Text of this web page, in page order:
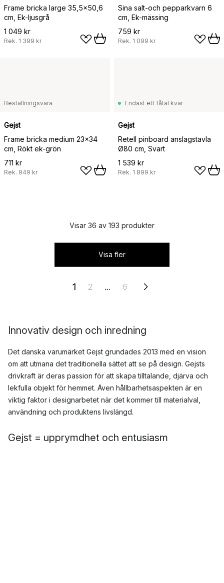
Frame bricka large 35,5x50,6
cm, Ek-ljusgrå
1 049 kr
Rek. 1 399 kr
Sina salt-och pepparkvarn 6
cm, Ek-mässing
759 kr
Rek. 1 099 kr
Beställningsvara
Gejst
Frame bricka medium 23x34
cm, Rökt ek-grön
711 kr
Rek. 949 kr
Endast ett fåtal kvar
Gejst
Retell pinboard anslagstavla
Ø80 cm, Svart
1 539 kr
Rek. 1 899 kr
Visar 36 av 193 produkter
Visa fler
1 2 ... 6
Innovativ design och inredning
Det danska varumärket Gejst grundades 2013 med en vision
om att utmana det traditionella sättet att se på design. Gejsts
drivkraft är deras passion för att skapa tilltalande, djärva och
lekfulla objekt för hemmet. Även hållbarhetsaspekten är en
viktig faktor i designarbetet när det kommer till materialval,
användning och produktens livslängd.
Gejst = upprymdhet och entusiasm